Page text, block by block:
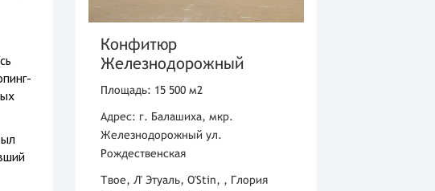
Конфитюр
Железнодорожный
Площадь: 15 500 м2
Адрес: г. Балашиха, мкр.
Железнодорожный ул.
Рождественская
Твое, Л' Этуаль, O'Stin, , Глория